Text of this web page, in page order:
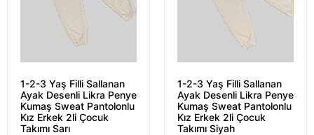
1-2-3 Yaş Filli Sallanan
Ayak Desenli Likra Penye
Kumaş Sweat Pantolonlu
Kız Erkek 2li Çocuk
Takımı Sarı
1-2-3 Yaş Filli Sallanan
Ayak Desenli Likra Penye
Kumaş Sweat Pantolonlu
Kız Erkek 2li Çocuk
Takımı Siyah